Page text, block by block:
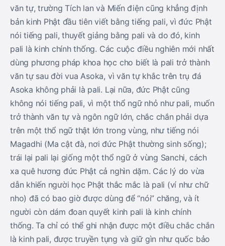
văn tự, trường Tích lan và Miến điện cũng khẳng định
bản kinh Phật đầu tiên viết bằng tiếng pali, vì đức Phật
nói tiếng pali, thuyết giảng bằng pali và do đó, kinh
pali là kinh chính thống. Các cuộc điều nghiên mới nhất
dùng phương pháp khoa học cho biết là pali trở thành
văn tự sau đời vua Asoka, vì văn tự khắc trên trụ đá
Asoka không phải là pali. Lại nữa, đức Phật cũng
không nói tiếng pali, vì một thổ ngữ nhỏ như pali, muốn
trở thành văn tự và ngôn ngữ lớn, chắc chắn phải dựa
trên một thổ ngữ thật lớn trong vùng, như tiếng nói
Magadhi (Ma cật đà, nơi đức Phật thường sinh sống);
trái lại pali lại giống một thổ ngữ ở vùng Sanchi, cách
xa quê hương đức Phật cả nghìn dặm. Các lý do vừa
dẫn khiến người học Phật thắc mắc là pali (ví như chữ
nho) đã có bao giờ được dùng để “nói” chăng, và ít
người còn dám đoan quyết kinh pali là kinh chính
thống. Ta chỉ có thể ghi nhận được một điều chắc chắn
là kinh pali, được truyền tụng và giữ gìn như quốc bảo